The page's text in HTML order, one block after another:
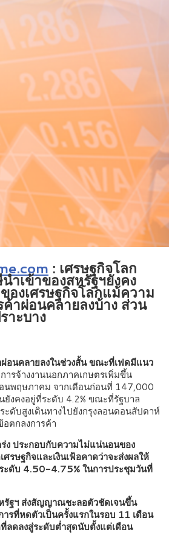
: เศรษฐกิจโลก
ำเข้าของสหรัฐฯยังคง
องเศรษฐกิจโลกแม้ความ
ค้าผ่อนคลายลงบ้าง ส่วน
าะบาง
ผ่อนคลายลงในช่วงสั้น ขณะที่เฟดมีแนว
การจ้างงานนอกภาคเกษตรเพิ่มขึ้น
นพฤษภาคม จากเดือนก่อนที่ 147,000
ยังคงอยู่ที่ระดับ 4.2% ขณะที่รัฐบาล
ะดับสูงเดินทางไปยังกรุงลอนดอนสัปดาห์
ตกลงการค้า
ง ประกอบกับความไม่แน่นอนของ
รษฐกิจและเงินเฟ้อคาดว่าจะส่งผลให้
ะดับ 4.50-4.75% ในการประชุมวันที่
รัฐฯ ส่งสัญญาณชะลอตัวชัดเจนขึ้น
รที่หดตัวเป็นครั้งแรกในรอบ 11 เดือน
ลดลงสู่ระดับต่ำสุดนับตั้งแต่เดือน